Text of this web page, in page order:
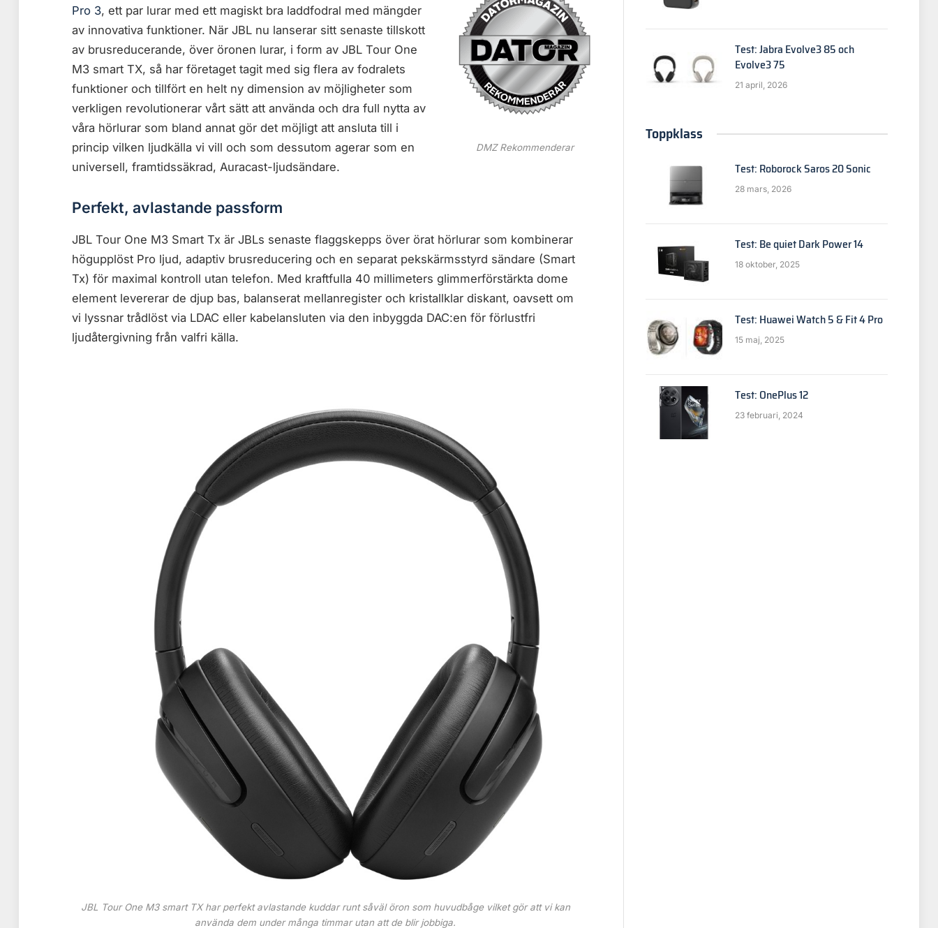
DMZ Rekommenderar
Pro 3, ett par lurar med ett magiskt bra laddfodral med mängder
av innovativa funktioner. När JBL nu lanserar sitt senaste tillskott
av brusreducerande, över öronen lurar, i form av JBL Tour One
M3 smart TX, så har företaget tagit med sig flera av fodralets
funktioner och tillfört en helt ny dimension av möjligheter som
verkligen revolutionerar vårt sätt att använda och dra full nytta av
våra hörlurar som bland annat gör det möjligt att ansluta till i
princip vilken ljudkälla vi vill och som dessutom agerar som en
universell, framtidssäkrad, Auracast-ljudsändare.
Perfekt, avlastande passform
JBL Tour One M3 Smart Tx är JBLs senaste flaggskepps över örat hörlurar som kombinerar
högupplöst Pro ljud, adaptiv brusreducering och en separat pekskärmsstyrd sändare (Smart
Tx) för maximal kontroll utan telefon. Med kraftfulla 40 millimeters glimmerförstärkta dome
element levererar de djup bas, balanserat mellanregister och kristallklar diskant, oavsett om
vi lyssnar trådlöst via LDAC eller kabelansluten via den inbyggda DAC:en för förlustfri
ljudåtergivning från valfri källa.
JBL Tour One M3 smart TX har perfekt avlastande kuddar runt såväl öron som huvudbåge vilket gör att vi kan
använda dem under många timmar utan att de blir jobbiga.
Test: Jabra Evolve3 85 och
Evolve3 75
21 april, 2026
Toppklass
Test: Roborock Saros 20 Sonic
28 mars, 2026
Test: Be quiet Dark Power 14
18 oktober, 2025
Test: Huawei Watch 5 & Fit 4 Pro
15 maj, 2025
Test: OnePlus 12
23 februari, 2024